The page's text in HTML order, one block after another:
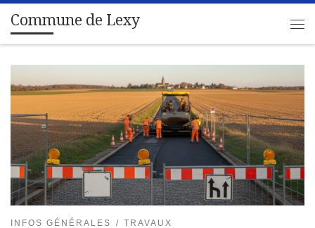
Passer au contenu
Commune de Lexy
INFOS GÉNÉRALES TRAVAUX